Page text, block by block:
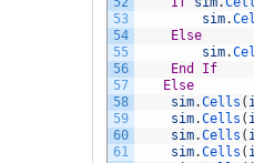
53
54
55
56
57
58
59
60
61
sim.
Else
sim.
End
If
Else
sim.Cells ( i
sim.Cells ( i
sim.Cells ( i
sim.Cells ( i